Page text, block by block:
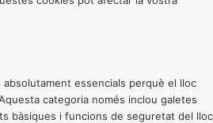
essencials perquè el lloc
categoria només inclou galetes
bàsiques i funcions de seguretat del lloc